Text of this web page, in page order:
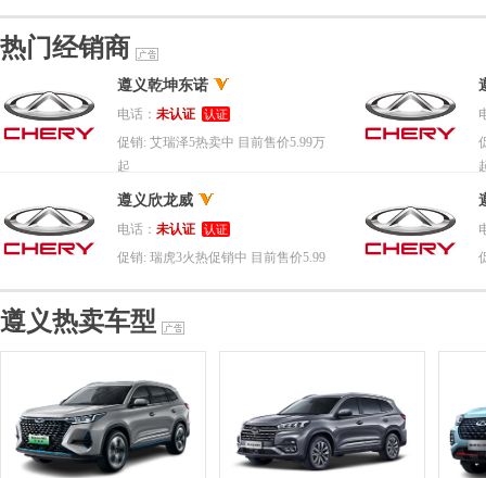
热门经销商
遵义乾坤东诺
电话： 未认证 认证
促销: 艾瑞泽5热卖中 目前售价5.99万
起
遵义欣龙威
电话： 未认证 认证
促销: 瑞虎3火热促销中 目前售价5.99
遵义热卖车型